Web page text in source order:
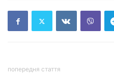
попередня стаття